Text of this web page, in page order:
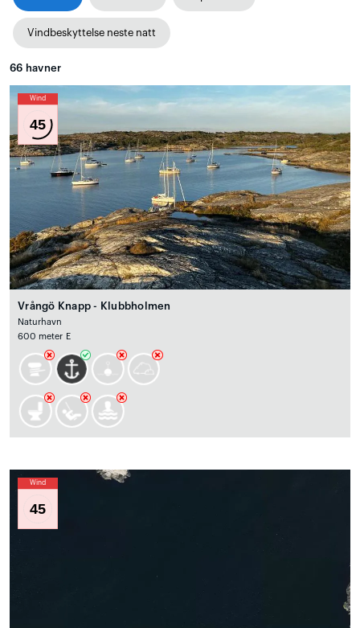
Vindbeskyttelse neste natt
66 havner
Wind
45
Vrångö Knapp - Klubbholmen
Naturhavn
600 meter E
Wind
45